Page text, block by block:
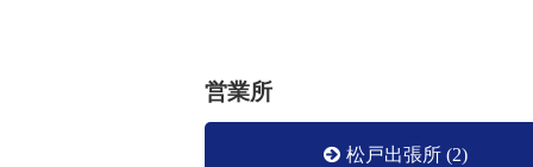
営業所
松戸出張所 (2)